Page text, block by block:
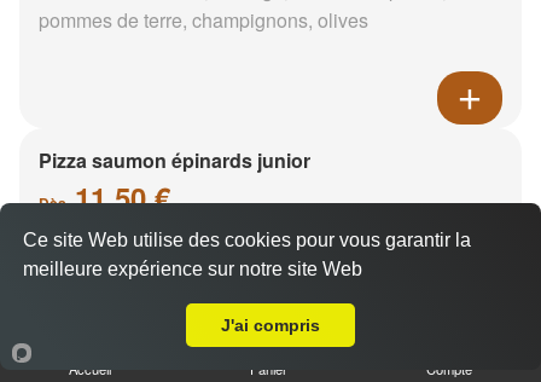
pommes de terre, champignons, olives
Pizza saumon épinards junior
Dès11.50 €
Accueil Panier Compte
Ce site Web utilise des cookies pour vous garantir la
meilleure expérience sur notre site Web
J'ai compris